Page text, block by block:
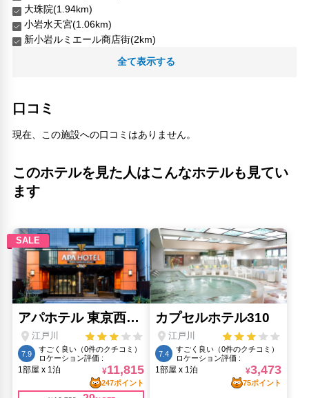
大珠院(1.94km)
小岩水天宮(1.06km)
新小岩ルミエール商店街(2km)
東京天然温泉 古代の湯(950m)
上野恩賜公園(9.09km)
新宿御苑(15.53km)
明治神宮(16.78km)
東京タワー(13.98km)
東京都庁展望室(16.98km)
浅草(7.17km)
浅草寺(7.11km)
渋谷交差点(17.44km)
銀座(11.52km)
全て表示する
口コミ
現在、この施設への口コミはありません。
このホテルを見た人はこんなホテルも見てい
ます